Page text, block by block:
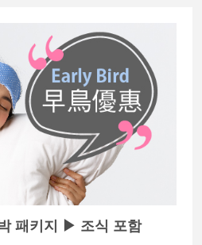
패키지 ▶ 조식 포함